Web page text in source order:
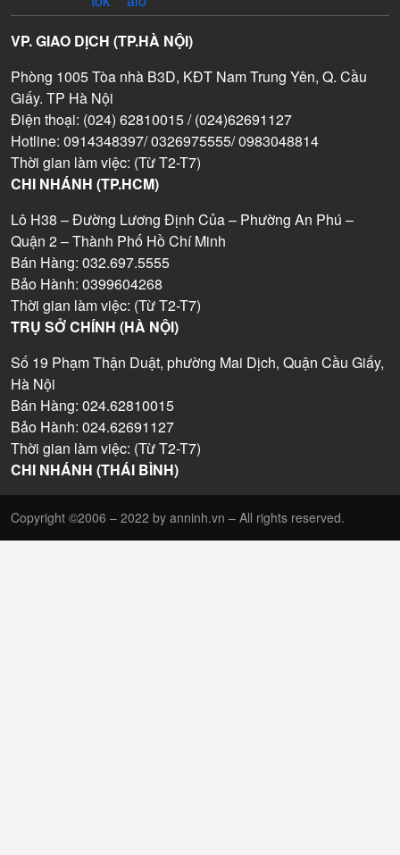
VP. GIAO DỊCH (TP.HÀ NỘI)
Phòng 1005 Tòa nhà B3D, KĐT Nam Trung Yên, Q. Cầu
Giấy. TP Hà Nội
Điện thoại: (024) 62810015 / (024)62691127
Hotline: 0914348397/ 0326975555/ 0983048814
Thời gian làm việc: (Từ T2-T7)
CHI NHÁNH (TP.HCM)
Lô H38 – Đường Lương Định Của – Phường An Phú –
Quận 2 – Thành Phố Hồ Chí Minh
Bán Hàng: 032.697.5555
Bảo Hành: 0399604268
Thời gian làm việc: (Từ T2-T7)
TRỤ SỞ CHÍNH (HÀ NỘI)
Số 19 Phạm Thận Duật, phường Mai Dịch, Quận Cầu Giấy,
Hà Nội
Bán Hàng: 024.62810015
Bảo Hành: 024.62691127
Thời gian làm việc: (Từ T2-T7)
CHI NHÁNH (THÁI BÌNH)
Copyright ©2006 – 2022 by anninh.vn – All rights reserved.